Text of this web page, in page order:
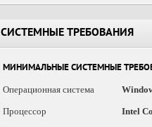
СИСТЕМНЫЕ ТРЕБОВАНИЯ
МИНИМАЛЬНЫЕ СИСТЕМНЫЕ
Операционная система
Процессор Intel